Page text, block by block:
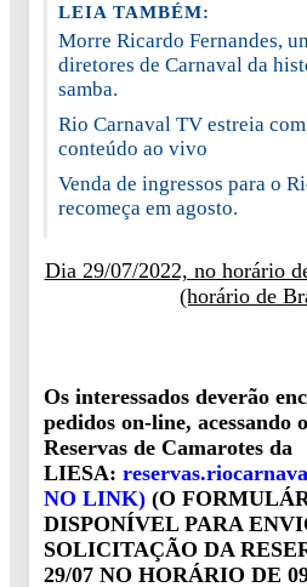
LEIA TAMBÉM:
Morre Ricardo Fernandes,
diretores de Carnaval da
samba.
Rio Carnaval TV estreia
conteúdo ao vivo
Venda de ingressos para o
recomeça em agosto.
Dia 29/07/2022, no horário
(horário de
Os interessados deverão
pedidos on-line, acessando
Reservas de Camarotes da
LIESA:
NO LINK) (O
DISPONÍVEL PARA
SOLICITAÇÃO DA
29/07 NO HORÁRIO DE